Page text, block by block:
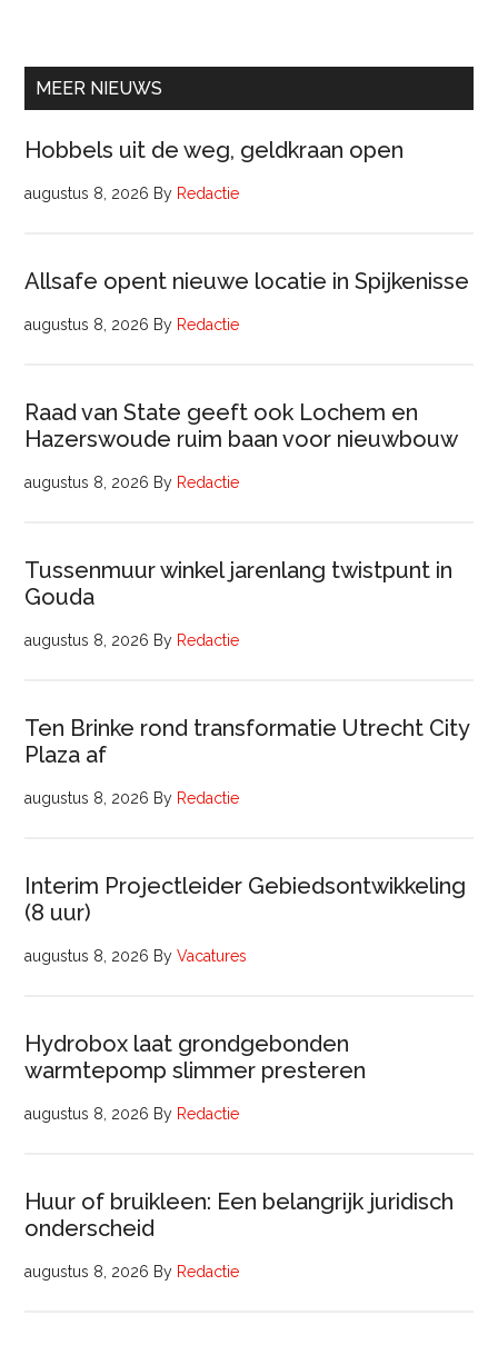
Onderhoud
Vastgoedmanagement
MEER NIEUWS
Hobbels uit de weg, geldkraan open
augustus 8, 2026 By Redactie
Allsafe opent nieuwe locatie in Spijkenisse
augustus 8, 2026 By Redactie
Raad van State geeft ook Lochem en
Hazerswoude ruim baan voor nieuwbouw
augustus 8, 2026 By Redactie
Tussenmuur winkel jarenlang twistpunt in
Gouda
augustus 8, 2026 By Redactie
Ten Brinke rond transformatie Utrecht City
Plaza af
augustus 8, 2026 By Redactie
Interim Projectleider Gebiedsontwikkeling
(8 uur)
augustus 8, 2026 ByVacatures
Hydrobox laat grondgebonden
warmtepomp slimmer presteren
augustus 8, 2026 By Redactie
Huur of bruikleen: Een belangrijk juridisch
onderscheid
augustus 8, 2026 By Redactie